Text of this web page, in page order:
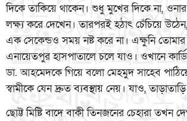
দিকে তাকিয়ে থাকেন। শুধু মুখের দিকে না,
লক্ষ্য করে দেখেন। তারপরই হঠাৎ চেঁচিয়ে
এক সেকেন্ডও সময় নষ্ট করে না। এক্ষুনি তোমার
এনায়েতপুর হাসপাতালে চলে যাও। ওখানে
ডা. আহমেদকে গিয়ে বলো মেহমুদ সাহেব
স্বামীকে যেন দ্রুত ব্যবস্থায় নেয়। যাও,
ছোট্ট মিষ্টি বাদে বাকী তিনজনের চেহারা তখন